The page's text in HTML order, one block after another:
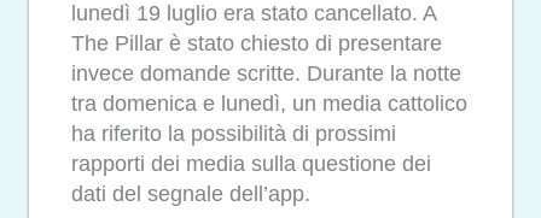
lunedì 19 luglio era stato cancellato. A
The Pillar è stato chiesto di presentare
invece domande scritte. Durante la notte
tra domenica e lunedì, un media cattolico
ha riferito la possibilità di prossimi
rapporti dei media sulla questione dei
dati del segnale dell’app.